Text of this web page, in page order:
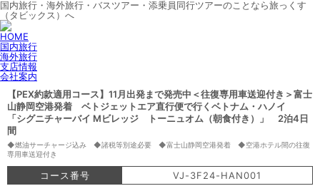
国内旅行・海外旅行・バスツアー・添乗員同行ツアーのことなら旅っくす
（タビックス）へ
HOME
国内旅行
海外旅行
支店情報
会社案内
【PEX約款適用コース】11月出発まで発売中＜往復専用車送迎付き＞富士
山静岡空港発着 ベトジェットエア直行便で行くベトナム・ハノイ
「シグニチャーバイ Mビレッジ トーニュオム（朝食付き）」 2泊4日
間
◆燃油サーチャージ込み ◆諸税等別途必要 ◆富士山静岡空港発着 ◆空港ホテル間の往復
専用車送迎付き
コース番号 VJ-3F24-HAN001